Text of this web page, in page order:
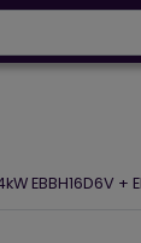
EBBH16D6V +